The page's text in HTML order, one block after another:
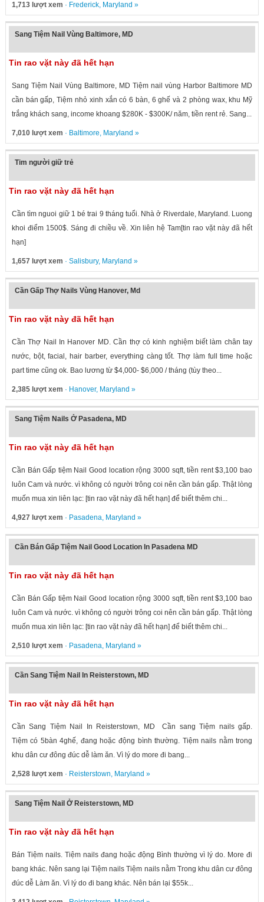
1,713 lượt xem · Frederick, Maryland »
Sang Tiệm Nail Vùng Baltimore, MD
Tin rao vặt này đã hết hạn
Sang Tiệm Nail Vùng Baltimore, MD Tiệm nail vùng Harbor Baltimore MD
cần bán gấp, Tiệm nhỏ xinh xắn có 6 bàn, 6 ghế và 2 phòng wax, khu Mỹ
trắng khách sang, income khoang $280K - $300K/ năm, tiền rent rẻ. Sang...
7,010 lượt xem · Baltimore, Maryland »
Tim người giữ trẻ
Tin rao vặt này đã hết hạn
Cần tìm nguoi giữ 1 bé trai 9 tháng tuổi. Nhà ở Riverdale, Maryland. Luong
khoi điểm 1500$. Sáng đi chiều về. Xin liên hệ Tam[tin rao vặt này đã hết
hạn]
1,657 lượt xem · Salisbury, Maryland »
Cần Gấp Thợ Nails Vùng Hanover, Md
Tin rao vặt này đã hết hạn
Cần Thợ Nail In Hanover MD. Cần thợ có kinh nghiệm biết làm chân tay
nước, bột, facial, hair barber, everything càng tốt. Thợ làm full time hoặc
part time cũng ok. Bao lương từ $4,000- $6,000 / tháng (tùy theo...
2,385 lượt xem · Hanover, Maryland »
Sang Tiệm Nails Ở Pasadena, MD
Tin rao vặt này đã hết hạn
Cần Bán Gấp tiệm Nail Good location rộng 3000 sqft, tiền rent $3,100 bao
luôn Cam và nước. vì không có người trông coi nên cần bán gấp. Thật lòng
muốn mua xin liên lạc: [tin rao vặt này đã hết hạn] để biết thêm chi...
4,927 lượt xem · Pasadena, Maryland »
Cần Bán Gấp Tiệm Nail Good Location In Pasadena MD
Tin rao vặt này đã hết hạn
Cần Bán Gấp tiệm Nail Good location rộng 3000 sqft, tiền rent $3,100 bao
luôn Cam và nước. vì không có người trông coi nên cần bán gấp. Thật lòng
muốn mua xin liên lạc: [tin rao vặt này đã hết hạn] để biết thêm chi...
2,510 lượt xem · Pasadena, Maryland »
Cần Sang Tiệm Nail In Reisterstown, MD
Tin rao vặt này đã hết hạn
Cần Sang Tiệm Nail In Reisterstown, MD Cần sang Tiệm nails gấp.
Tiệm có 5bàn 4ghế, đang hoặc động bình thường. Tiệm nails nằm trong
khu dân cư đông đúc dễ làm ăn. Vì lý do more đi bang...
2,528 lượt xem · Reisterstown, Maryland »
Sang Tiệm Nail Ở Reisterstown, MD
Tin rao vặt này đã hết hạn
Bán Tiệm nails. Tiệm nails đang hoặc động Bình thường vì lý do. More đi
bang khác. Nên sang lại Tiệm nails Tiệm nails nằm Trong khu dân cư đông
đúc dễ Làm ăn. Vì lý do đi bang khác. Nên bán lại $55k...